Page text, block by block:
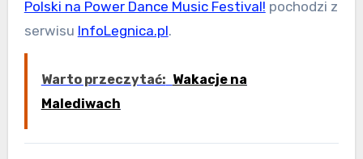
Polski na Power Dance Music Festival! pochodzi z
serwisu InfoLegnica.pl.
Warto przeczytać: Wakacje na
Malediwach